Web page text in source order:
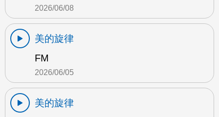
2026/06/08
美的旋律
FM
2026/06/05
美的旋律